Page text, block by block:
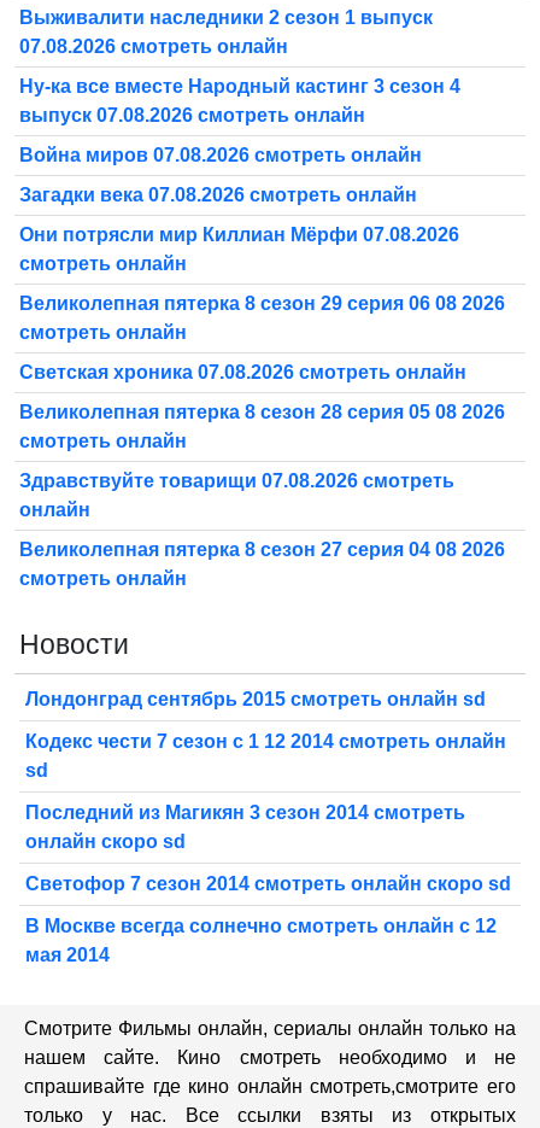
Выживалити наследники 2 сезон 1 выпуск
07.08.2026 смотреть онлайн
Ну-ка все вместе Народный кастинг 3 сезон 4
выпуск 07.08.2026 смотреть онлайн
Война миров 07.08.2026 смотреть онлайн
Загадки века 07.08.2026 смотреть онлайн
Они потрясли мир Киллиан Мёрфи 07.08.2026
смотреть онлайн
Великолепная пятерка 8 сезон 29 серия 06 08 2026
смотреть онлайн
Светская хроника 07.08.2026 смотреть онлайн
Великолепная пятерка 8 сезон 28 серия 05 08 2026
смотреть онлайн
Здравствуйте товарищи 07.08.2026 смотреть
онлайн
Великолепная пятерка 8 сезон 27 серия 04 08 2026
смотреть онлайн
Новости
Лондонград сентябрь 2015 смотреть онлайн sd
Кодекс чести 7 сезон с 1 12 2014 смотреть онлайн
sd
Последний из Магикян 3 сезон 2014 смотреть
онлайн скоро sd
Светофор 7 сезон 2014 смотреть онлайн скоро sd
В Москве всегда солнечно смотреть онлайн с 12
мая 2014
Смотрите Фильмы онлайн, сериалы онлайн только на
нашем сайте. Кино смотреть необходимо и не
спрашивайте где кино онлайн смотреть,cмотрите его
только у нас. Все ссылки взяты из открытых